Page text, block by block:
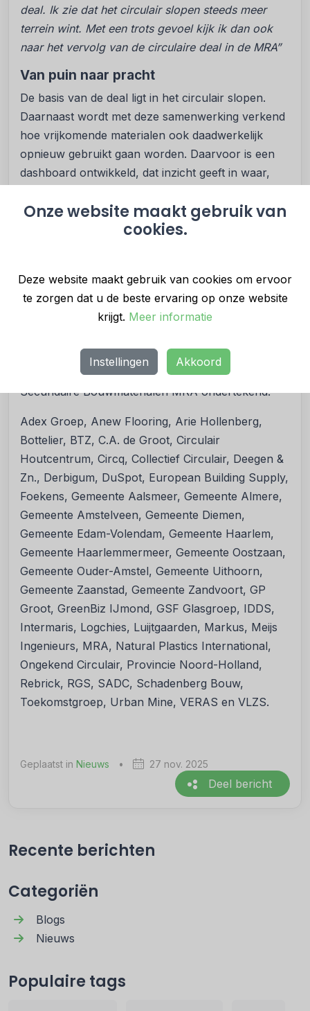
Onze website maakt gebruik van
cookies.
Deze website maakt gebruik van cookies om ervoor
te zorgen dat u de beste ervaring op onze website
krijgt. Meer informatie
Instellingen Akkoord
deal. Ik zie dat het circulair slopen steeds meer
terrein wint. Met een trots gevoel kijk ik dan ook
naar het vervolg van de circulaire deal in de MRA”
Van puin naar pracht
De basis van de deal ligt in het circulair slopen.
Daarnaast wordt met deze samenwerking verkend
hoe vrijkomende materialen ook daadwerkelijk
opnieuw gebruikt gaan worden. Daarvoor is een
dashboard ontwikkeld, dat inzicht geeft in waar,
vrijkomen uit sloopprojecten. Ook toont het
dashboard een lijst met specialisten die secundaire
aanbod van vrijkomende materialen aan de vraag
naar secundaire materialen bij renovatie,
nieuwbouw en onderhoudsprojecten.
De ondertekenaars
De volgende partijen hebben de Circulaire Deal
Secundaire Bouwmaterialen MRA ondertekend:
Adex Groep, Anew Flooring, Arie Hollenberg,
Bottelier, BTZ, C.A. de Groot, Circulair
Houtcentrum, Circq, Collectief Circulair, Deegen &
Zn., Derbigum, DuSpot, European Building Supply,
Foekens, Gemeente Aalsmeer, Gemeente Almere,
Gemeente Amstelveen, Gemeente Diemen,
Gemeente Edam-Volendam, Gemeente Haarlem,
Gemeente Haarlemmermeer, Gemeente Oostzaan,
Gemeente Ouder-Amstel, Gemeente Uithoorn,
Gemeente Zaanstad, Gemeente Zandvoort, GP
Groot, GreenBiz IJmond, GSF Glasgroep, IDDS,
Intermaris, Logchies, Luijtgaarden, Markus, Meijs
Ingenieurs, MRA, Natural Plastics International,
Ongekend Circulair, Provincie Noord-Holland,
Rebrick, RGS, SADC, Schadenberg Bouw,
Toekomstgroep, Urban Mine, VERAS en VLZS.
Geplaatst in Nieuws • 27 nov. 2025
Deel bericht
Recente berichten
Categoriën
Blogs
Nieuws
Populaire tags